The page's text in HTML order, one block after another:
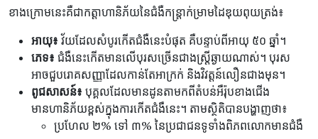
ខាងក្រោមនេះគឺជាកត្តាហានិភ័យនៃជំងឺកន្ត្រាក់ម្រាមដៃឌុយពុយត្រង់៖
អាយុ៖ វ័យដែលសំបូរកើតជំងឺនេះបំផុត គឺបន្ទាប់ពីអាយុ ៥០ ឆ្នាំ។
ភេទ៖ ជំងឺនេះកើតមានលើបុរសច្រើនជាងស្ត្រីឆ្ងាយណាស់។ បុរស
អាចជួបរោគសញ្ញាដែលកាន់តែអាក្រក់ និងវិវត្តន៍លឿនជាងមុន។
ពូជសាសន៍៖ បុគ្គលដែលមានដូនតាមកពីតំបន់អឺរ៉ុបខាងជើង
មានហានិភ័យខ្ពស់ក្នុងការកើតជំងឺនេះ។ តាមស្ថិតិបានបង្ហាញថា៖
ប្រហែល ២% ទៅ ៣% នៃប្រជាជនទូទាំងពិភពលោកមានជំងឺ